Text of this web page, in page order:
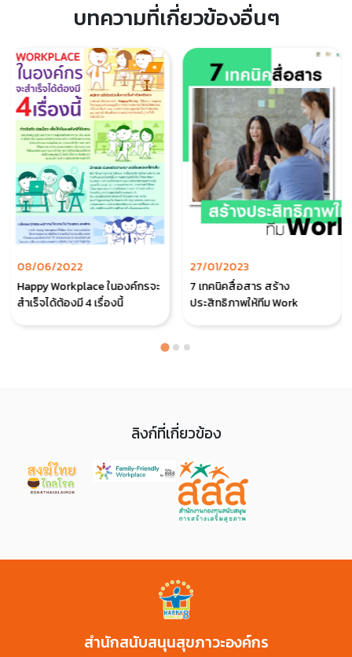
บทความที่เกี่ยวข้องอื่นๆ
08/06/2022
Happy Workplace ในองค์กรจะ
สำเร็จได้ต้องมี 4 เรื่องนี้
27/01/2023
7 เทคนิคสื่อสาร สร้าง
ประสิทธิภาพให้ทีม Work
ลิงก์ที่เกี่ยวข้อง
สำนักสนับสนุนสุขภาวะองค์กร